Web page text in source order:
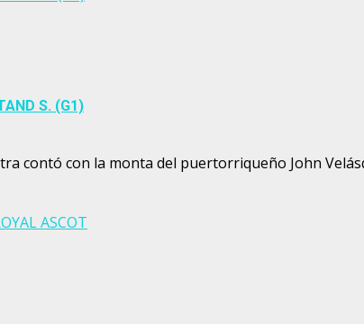
S. (G1)
contó con la monta del puertorriqueño John
ASCOT